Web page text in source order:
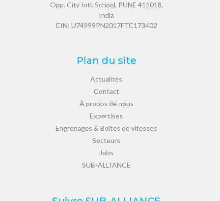
Opp. City Intl. School, PUNE 411018,
India
CIN: U74999PN2017FTC173402
Plan du site
Actualités
Contact
À propos de nous
Expertises
Engrenages & Boîtes de vitesses
Secteurs
Jobs
SUB-ALLIANCE